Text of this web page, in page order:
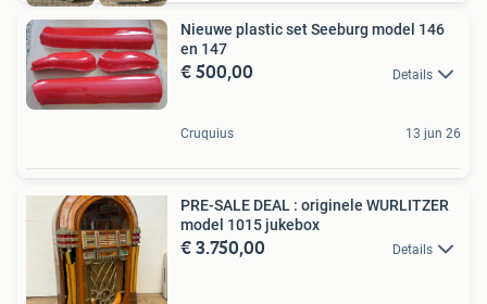
Nieuwe plastic set Seeburg model 146
en 147
€ 500,00 Details
Cruquius 13 jun 26
PRE-SALE DEAL : originele WURLITZER
model 1015 jukebox
€ 3.750,00 Details